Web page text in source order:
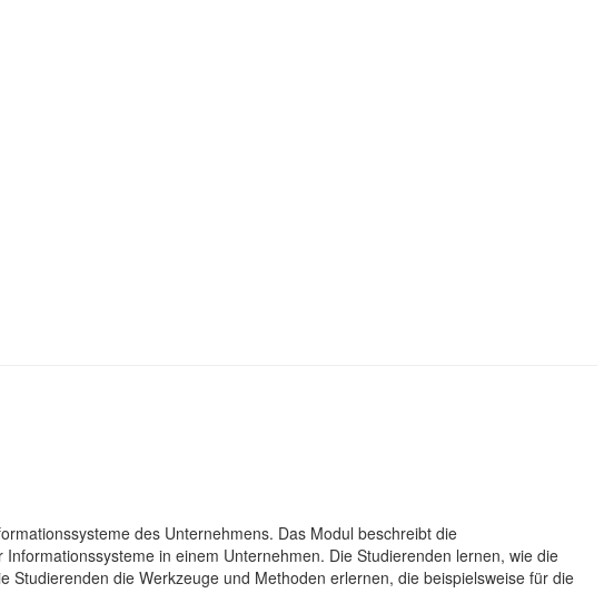
des Unternehmens. Das Modul beschreibt die
in einem Unternehmen. Die Studierenden lernen, wie die
die Werkzeuge und Methoden erlernen, die beispielsweise für die